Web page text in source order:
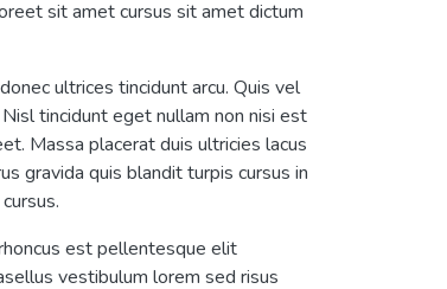
sit amet cursus sit amet dictum
ultrices tincidunt arcu. Quis vel
tincidunt eget nullam non nisi est
Massa placerat duis ultricies lacus
gravida quis blandit turpis cursus in
est pellentesque elit
vestibulum lorem sed risus